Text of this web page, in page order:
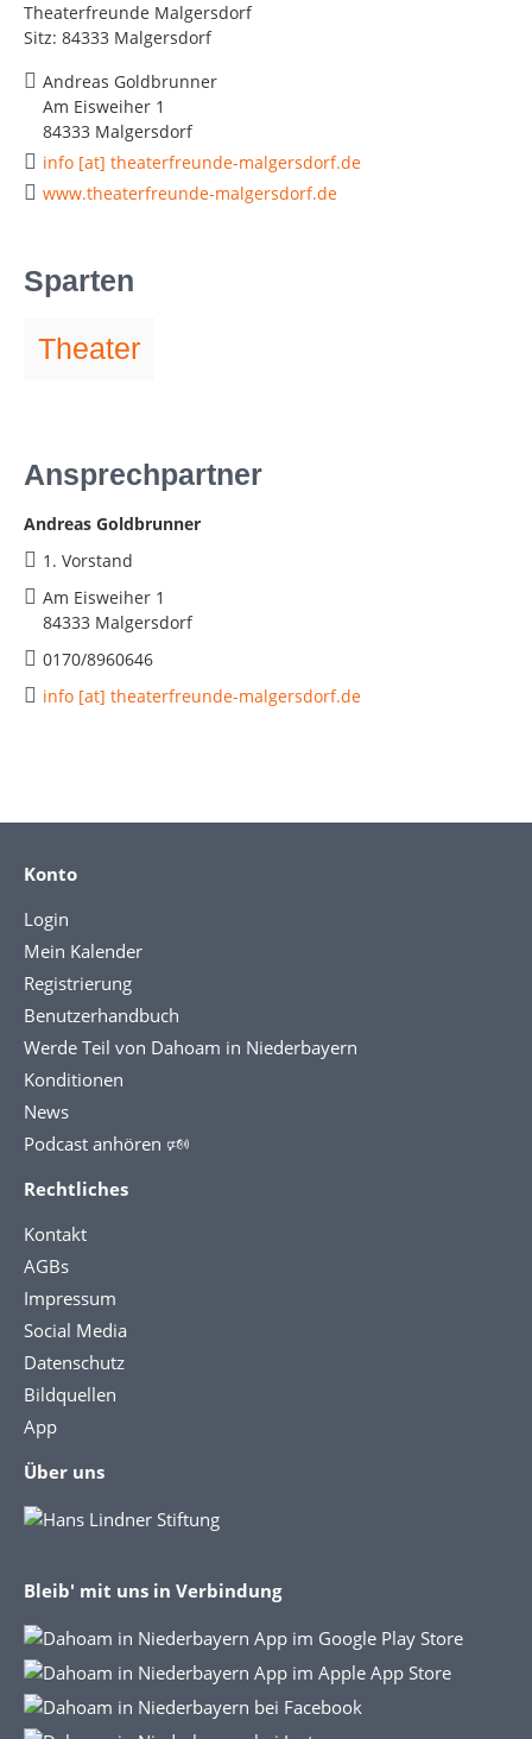
Theaterfreunde Malgersdorf
Sitz: 84333 Malgersdorf
Andreas Goldbrunner
Am Eisweiher 1
84333 Malgersdorf
info [at] theaterfreunde-malgersdorf.de
www.theaterfreunde-malgersdorf.de
Sparten
Theater
Ansprechpartner
Andreas Goldbrunner
1. Vorstand
Am Eisweiher 1
84333 Malgersdorf
0170/8960646
info [at] theaterfreunde-malgersdorf.de
Konto
Login
Mein Kalender
Registrierung
Benutzerhandbuch
Werde Teil von Dahoam in Niederbayern
Konditionen
News
Podcast anhören 🕬
Rechtliches
Kontakt
AGBs
Impressum
Social Media
Datenschutz
Bildquellen
App
Über uns
Bleib' mit uns in Verbindung